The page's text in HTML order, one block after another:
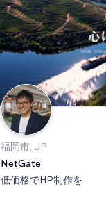
福岡市, JP
NetGate
低価格でHP制作を